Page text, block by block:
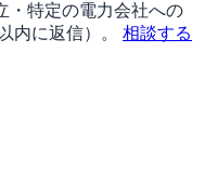
・特定の電力会社への
内に返信）。
相談する